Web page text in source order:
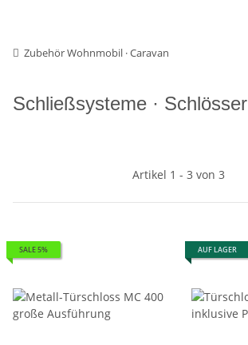
Zubehör Wohnmobil · Caravan
Schließsysteme · Schlösser
Artikel 1 - 3 von 3
SALE 5% AUF LAGER